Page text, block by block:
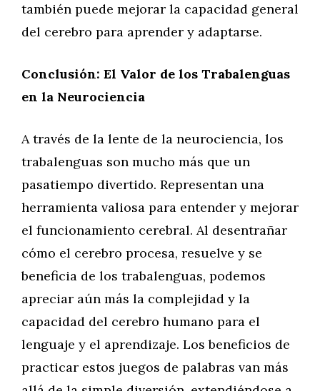
también puede mejorar la capacidad general
del cerebro para aprender y adaptarse.
Conclusión: El Valor de los Trabalenguas
en la Neurociencia
A través de la lente de la neurociencia, los
trabalenguas son mucho más que un
pasatiempo divertido. Representan una
herramienta valiosa para entender y mejorar
el funcionamiento cerebral. Al desentrañar
cómo el cerebro procesa, resuelve y se
beneficia de los trabalenguas, podemos
apreciar aún más la complejidad y la
capacidad del cerebro humano para el
lenguaje y el aprendizaje. Los beneficios de
practicar estos juegos de palabras van más